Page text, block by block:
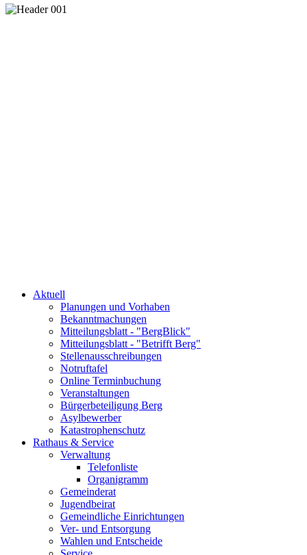
Aktuell
Planungen und Vorhaben
Bekanntmachungen
Mitteilungsblatt - "BergBlick"
Mitteilungsblatt - "Betrifft Berg"
Stellenausschreibungen
Notruftafel
Online Terminbuchung
Veranstaltungen
Bürgerbeteiligung Berg
Asylbewerber
Katastrophenschutz
Rathaus & Service
Verwaltung
Telefonliste
Organigramm
Gemeinderat
Jugendbeirat
Gemeindliche Einrichtungen
Ver- und Entsorgung
Wahlen und Entscheide